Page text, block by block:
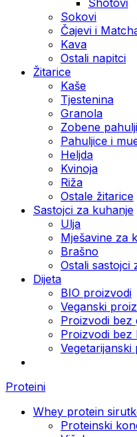
Sokovi
Čajevi i
Kava
Ostali napitci
Žitarice
Kaše
Tjestenina
Granola
Zobene
Pahuljice i
Heljda
Kvinoja
Riža
Ostale žitarice
Sastojci za kuhanje
Ulja
Mješavine za
Brašno
Ostali sastojci
Dijeta
BIO proizvodi
Veganski
Proizvodi bez
Proizvodi bez
Vegetarijanski
Proteini
Whey protein
Proteinski